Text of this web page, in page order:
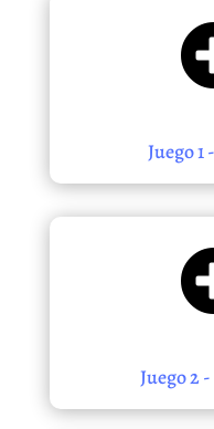
Juego
Juego 2